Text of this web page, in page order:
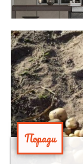
Поради